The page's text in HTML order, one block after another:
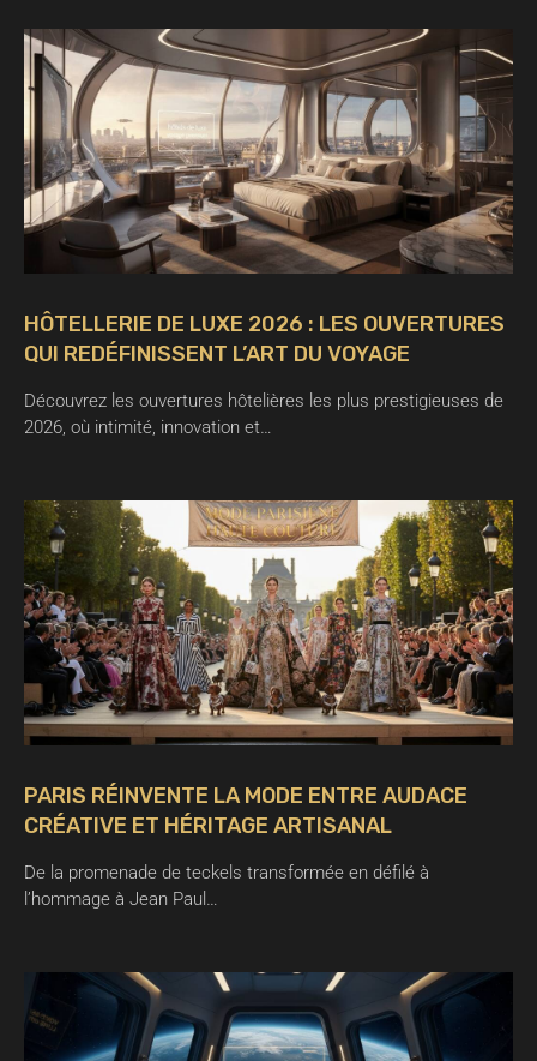
HÔTELLERIE DE LUXE 2026 : LES OUVERTURES
QUI REDÉFINISSENT L’ART DU VOYAGE
Découvrez les ouvertures hôtelières les plus prestigieuses de
2026, où intimité, innovation et…
PARIS RÉINVENTE LA MODE ENTRE AUDACE
CRÉATIVE ET HÉRITAGE ARTISANAL
De la promenade de teckels transformée en défilé à
l’hommage à Jean Paul…